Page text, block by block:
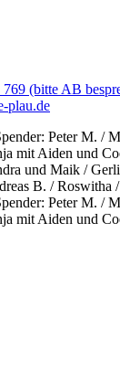
(bitte AB
plau.de
Peter M.
mit Aiden und
und Maik /
B. /
Peter M.
mit Aiden und